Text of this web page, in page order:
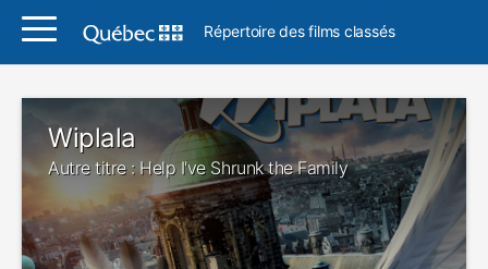
Répertoire des films classés
Wiplala
Autre titre : Help I've Shrunk the Family